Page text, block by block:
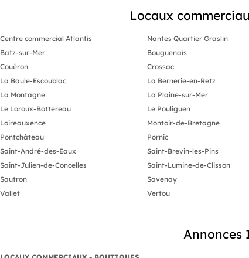
Locaux
Centre commercial Atlantis Nantes Quartier Graslin
Batz-sur-Mer
Bouguenais
Couëron
Crossac
La Baule-Escoublac
La Bernerie-en-Retz
La Montagne
La Plaine-sur-Mer
Le Loroux-Bottereau
Le Pouliguen
Loireauxence
Montoir-de-Bretagne
Pontchâteau
Pornic
Saint-André-des-Eaux
Saint-Brevin-les-Pins
Saint-Julien-de-Concelles
Saint-Lumine-de-Clisson
Sautron
Savenay
Vallet
Vertou
Annonces